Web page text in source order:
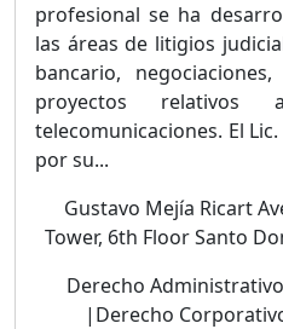
profesional se ha
las áreas de litigios
bancario,
proyectos
telecomunicaciones. El
por su...
Gustavo Mejía Ricart
Tower, 6th Floor Santo
Derecho
|Derecho